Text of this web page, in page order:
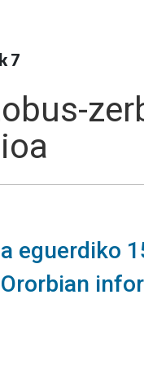
7
eguerdiko